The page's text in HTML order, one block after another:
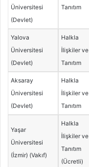
Üniversitesi
(Devlet)
Tanıtım
Yalova
Üniversitesi
(Devlet)
Halkla
İlişkiler ve
Tanıtım
Aksaray
Üniversitesi
(Devlet)
Halkla
İlişkiler ve
Tanıtım
Yaşar
Üniversitesi
(İzmir) (Vakıf)
Halkla
İlişkiler ve
Tanıtım
(Ücretli)